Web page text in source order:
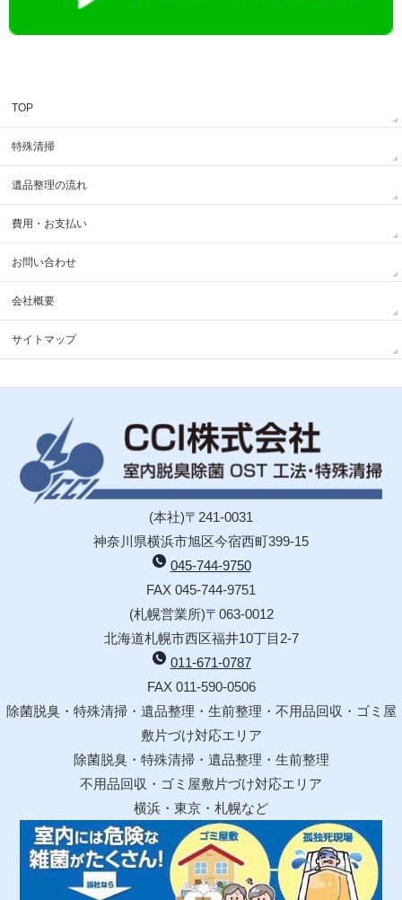
TOP
特殊清掃
遺品整理の流れ
費用・お支払い
お問い合わせ
会社概要
サイトマップ
(本社)〒241-0031
神奈川県横浜市旭区今宿西町399-15
045-744-9750
FAX 045-744-9751
(札幌営業所)〒063-0012
北海道札幌市西区福井10丁目2-7
011-671-0787
FAX 011-590-0506
除菌脱臭・特殊清掃・遺品整理・生前整理・不用品回収・ゴミ屋
敷片づけ対応エリア
除菌脱臭・特殊清掃・遺品整理・生前整理
不用品回収・ゴミ屋敷片づけ対応エリア
横浜・東京・札幌など